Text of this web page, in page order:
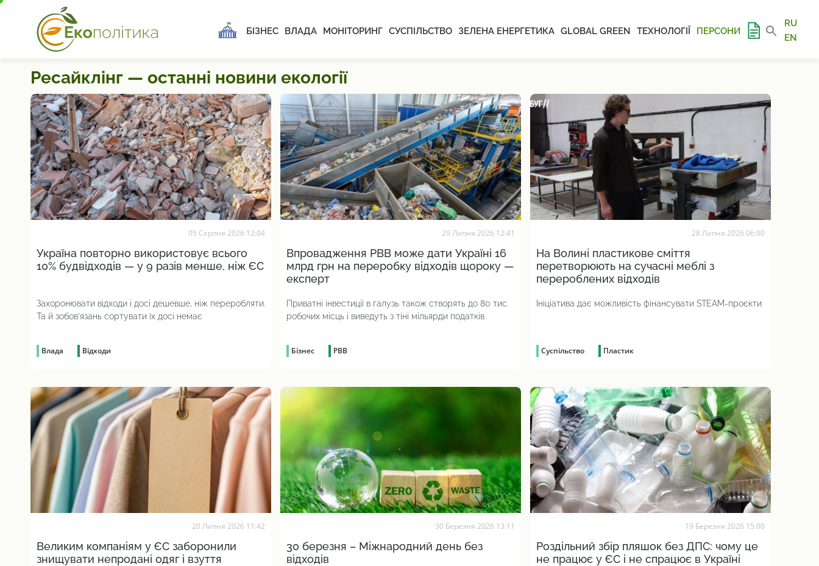
БІЗНЕС ВЛАДА МОНІТОРИНГ СУСПІЛЬСТВО ЗЕЛЕНА ЕНЕРГЕТИКА GLOBAL GREEN ТЕХНОЛОГІЇ ПЕРСОНИ
RU
EN
Ресайклінг — останні новини екології
05 Серпня 2026 12:04
Україна повторно використовує всього
10% будвідходів — у 9 разів менше, ніж ЄС
Захоронювати відходи і досі дешевше, ніж переробляти.
Та й зобов’язань сортувати їх досі немає
Влада Відходи
29 Липня 2026 12:41
Впровадження РВВ може дати Україні 16
млрд грн на переробку відходів щороку —
експерт
Приватні інвестиції в галузь також створять до 80 тис.
робочих місць і виведуть з тіні мільярди податків
Бізнес РВВ
28 Липня 2026 06:00
На Волині пластикове сміття
перетворюють на сучасні меблі з
перероблених відходів
Ініціатива дає можливість фінансувати STEAM-проєкти
Суспільство Пластик
20 Липня 2026 11:42
Великим компаніям у ЄС заборонили
знищувати непродані одяг і взуття
30 Березня 2026 13:11
30 березня – Міжнародний день без
відходів
19 Березня 2026 15:00
Роздільний збір пляшок без ДПС: чому це
не працює у ЄС і не спрацює в Україні